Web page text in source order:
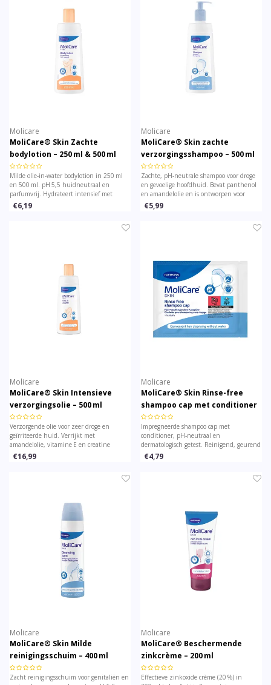
Molicare
MoliCare® Skin Zachte
bodylotion – 250 ml & 500 ml
Milde olie-in-water bodylotion in 250 ml
en 500 ml. pH 5,5 huidneutraal en
parfumvrij. Hydrateert intensief met
panthenol, amandelolie en creatine. Voor
dagelijkse verzorging van de droge of
€6,19
Molicare
MoliCare® Skin zachte
verzorgingsshampoo – 500 ml
Zachte, pH-neutrale shampoo voor droge
en gevoelige hoofdhuid. Bevat panthenol
en amandelolie en is ontworpen voor
dagelijks gebruik, ook bij geïrriteerde
huid. Doseerpomp flacon eenvoudig met
€5,99
Molicare
MoliCare® Skin Intensieve
verzorgingsolie – 500 ml
Verzorgende olie voor zeer droge en
geïrriteerde huid. Verrijkt met
amandelolie, vitamine E en creatine
(Nutriskin Complex). pH-huidneutraal en
versterkt de barrièrefunctie voor optimaal
€16,99
Molicare
MoliCare® Skin Rinse-free
shampoo cap met conditioner
– 1 stuk
Impregneerde shampoo cap met
conditioner, pH‑neutraal en
dermatologisch getest. Reinigend, geurend
en no rinse – ideaal voor zacht haarwassen
zonder douche bij beperkte mobiliteit.
€4,79
Molicare
MoliCare® Skin Milde
reinigingsschuim – 400 ml
(zonder water)
Zacht reinigingsschuim voor genitaliën en
Molicare
MoliCare® Beschermende
zinkcrème – 200 ml
Effectieve zinkoxide crème (20 %) in